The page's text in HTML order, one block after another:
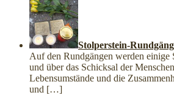
Stolperstein-
Auf den Rundgängen werden einige
und über das Schicksal der
Lebensumstände und die
und […]